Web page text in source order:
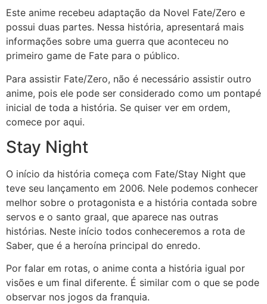
Este anime recebeu adaptação da Novel Fate/Zero e
possui duas partes. Nessa história, apresentará mais
informações sobre uma guerra que aconteceu no
primeiro game de Fate para o público.
Para assistir Fate/Zero, não é necessário assistir outro
anime, pois ele pode ser considerado como um pontapé
inicial de toda a história. Se quiser ver em ordem,
comece por aqui.
Stay Night
O início da história começa com Fate/Stay Night que
teve seu lançamento em 2006. Nele podemos conhecer
melhor sobre o protagonista e a história contada sobre
servos e o santo graal, que aparece nas outras
histórias. Neste início todos conheceremos a rota de
Saber, que é a heroína principal do enredo.
Por falar em rotas, o anime conta a história igual por
visões e um final diferente. É similar com o que se pode
observar nos jogos da franquia.